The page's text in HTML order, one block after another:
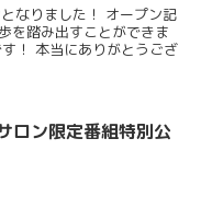
なりました！ オープン記
を踏み出すことができま
！ 本当にありがとうござ
ロン限定番組特別公